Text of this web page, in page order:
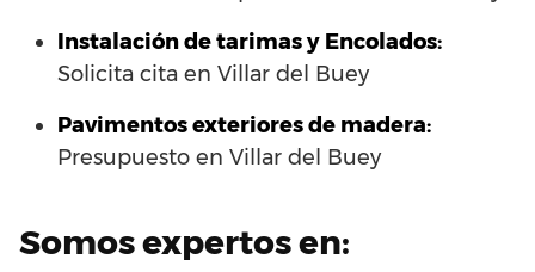
Instalación de tarimas y Encolados:
Solicita cita en Villar del Buey
Pavimentos exteriores de madera:
Presupuesto en Villar del Buey
Somos expertos en: